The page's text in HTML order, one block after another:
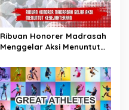
Ribuan Honorer Madrasah
Menggelar Aksi Menuntut